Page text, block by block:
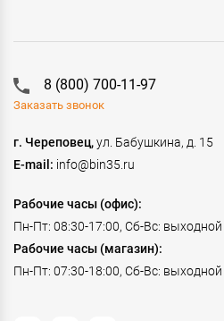
8 (800) 700-11-97
Заказать звонок
г. Череповец,ул. Бабушкина, д. 15
E-mail: info@bin35.ru
Рабочие часы (офис):
Пн-Пт: 08:30-17:00, Сб-Вс: выходной
Рабочие часы (магазин):
Пн-Пт: 07:30-18:00, Сб-Вс: выходной